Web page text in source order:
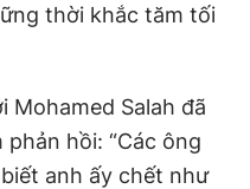
thời khắc tăm tối
Mohamed Salah đã
hồi: “Các ông
anh ấy chết như